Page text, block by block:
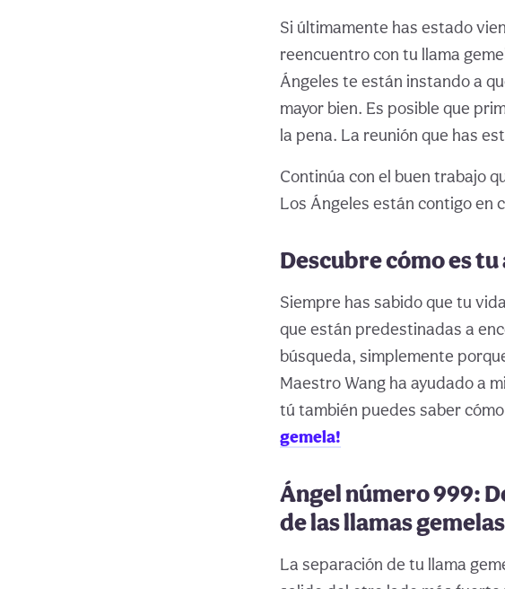
Si últimamente has estado
reencuentro con tu llama
Ángeles te están instando a
mayor bien. Es posible que
la pena. La reunión que has
Continúa con el buen trabajo
Los Ángeles están contigo en
Descubre cómo es
Siempre has sabido que tu
que están predestinadas a
búsqueda, simplemente
Maestro Wang ha ayudado a
tú también puedes saber
gemela!
Ángel número 999:
de las llamas gemelas
La separación de tu llama